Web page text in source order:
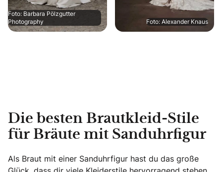
Foto: Barbara Pölzgutter
Photography
Foto: Alexander Knaus
Die besten Brautkleid-Stile
für Bräute mit Sanduhrfigur
Als Braut mit einer Sanduhrfigur hast du das große